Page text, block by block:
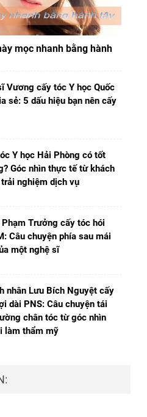
mọc nhanh bằng hành
Vương cấy tóc Y học Quốc
sẻ: 5 dấu hiệu bạn nên cấy
Y học Hải Phòng có tốt
Góc nhìn thực tế từ khách
nghiệm dịch vụ
Trưởng cấy tóc hói
Câu chuyện phía sau mái
một nghệ sĩ
nhân Lưu Bích Nguyệt cấy
dài PNS: Câu chuyện tái
chân tóc từ góc nhìn
làm thẩm mỹ